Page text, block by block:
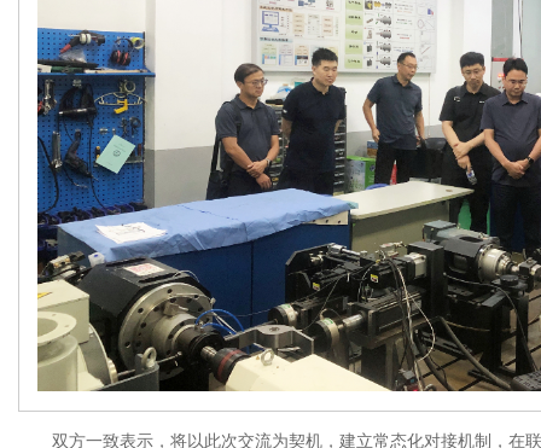
双方一致表示，将以此次交流为契机，建立常态化对接机制，在